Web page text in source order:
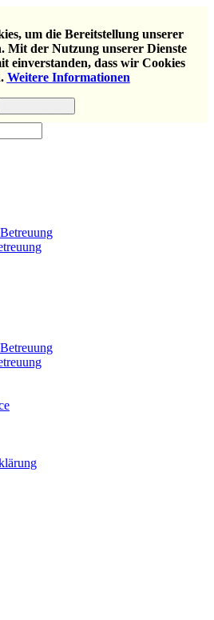
um die Bereitstellung unserer
Mit der Nutzung unserer Dienste
einverstanden, dass wir Cookies
Weitere Informationen